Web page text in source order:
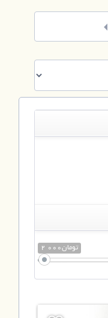
2 000تومان